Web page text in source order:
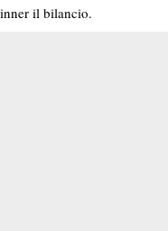
il bilancio.